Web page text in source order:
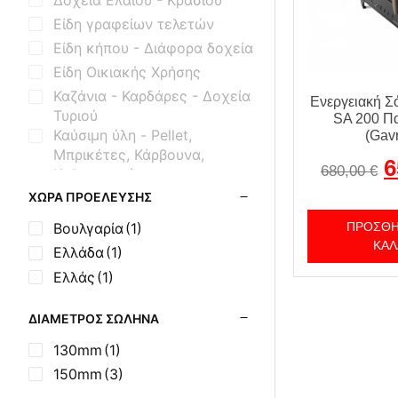
Είδη γραφείων τελετών
Είδη κήπου - Διάφορα δοχεία
Είδη Οικιακής Χρήσης
Καζάνια - Καρδάρες - Δοχεία
Τυριού
Καύσιμη ύλη - Pellet,
Μπρικέτες, Κάρβουνα,
Καθαριστικά
Κτηνοτροφικά Είδη
Μασίνες Ξύλου Εμαγιέ
Μασίνες Ξύλου Μαντεμένιες
Μοτέρ Σούβλας
Όρθιες Εμαγιέ Ξυλόσομπες
Όρθιες Μαντεμένιες Σόμπες
με Φούρνο
ΧΏΡΑ ΠΡΟΈΛΕΥΣΗΣ
Βουλγαρία(1)
Ελλάδα(1)
Ελλάς (1)
ΔΙΆΜΕΤΡΟΣ ΣΩΛΉΝΑ
130mm (1)
150mm (3)
Ενεργειακή
SA 200
680,00€